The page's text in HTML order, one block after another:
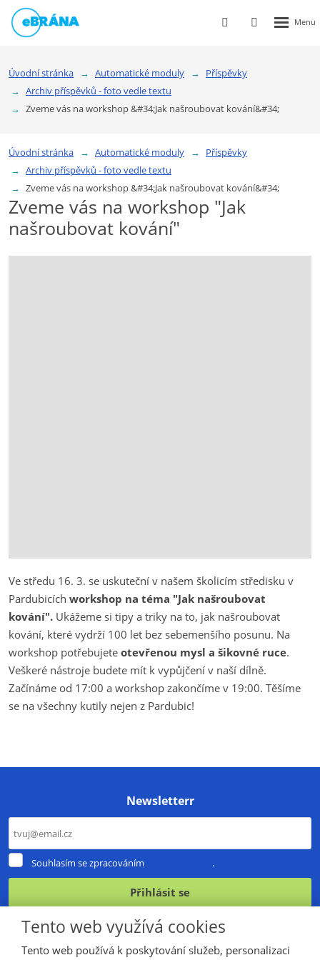
Vyhledávání
Přihlášení
Úvodní stránka Automatické moduly
Příspěvky
Archiv příspěvků - foto vedle textu
Zveme vás na workshop &#34;Jak našroubovat kování&#34;
Úvodní stránka Automatické moduly
Příspěvky
Archiv příspěvků - foto vedle textu
Zveme vás na workshop &#34;Jak našroubovat kování&#34;
Zveme vás na workshop "Jak
našroubovat kování"
Ve středu 16. 3. se uskuteční v našem školicím středisku v
Pardubicích workshop na téma "Jak našroubovat
kování". Ukážeme si tipy a triky na to, jak našroubovat
kování, které vydrží 100 let bez sebemenšího posunu. Na
workshop potřebujete otevřenou mysl a šikovné ruce.
Veškeré nástroje budete mít k vypůjčení v naší dílně.
Začínáme od 17:00 a workshop zakončíme v 19:00. Těšíme
se na všechny kutily nejen z Pardubic!
Newsletterr
Souhlasím
údajů.
Souhlasím se zpracováním .
Přihlásit se
Formulář
Tento web využívá cookies
Tento web používá k poskytování služeb, personalizaci